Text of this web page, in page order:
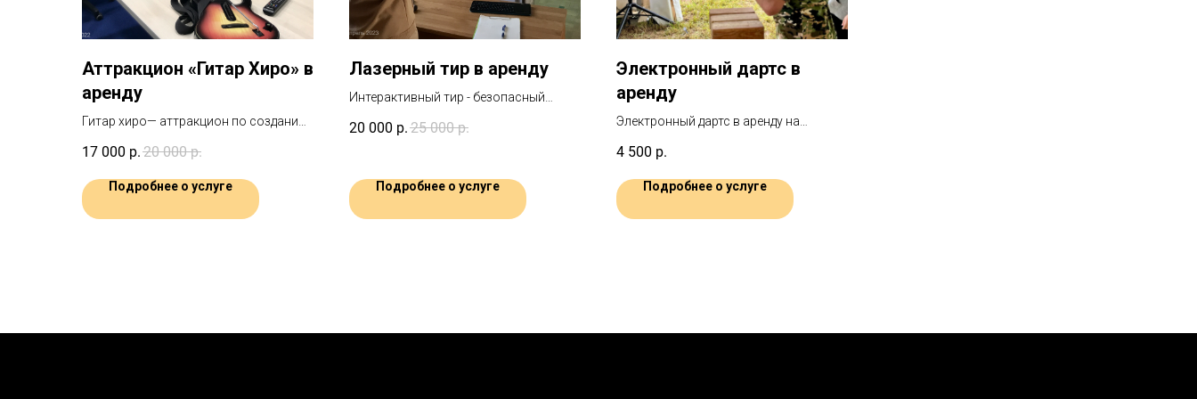
Аттракцион «Гитар Хиро» в
аренду
Гитар хиро— аттракцион по созданию
проходимостью 12-16 человек в час
17 000 р. 20 000 р.
Подробнее о услуге
Лазерный тир в аренду
Интерактивный тир - безопасный
доставкой и быстрым монтажом
20 000 р. 25 000 р.
Подробнее о услуге
Электронный дартс в
аренду
Электронный дартс в аренду на
от 7 лет
4 500 р.
Подробнее о услуге